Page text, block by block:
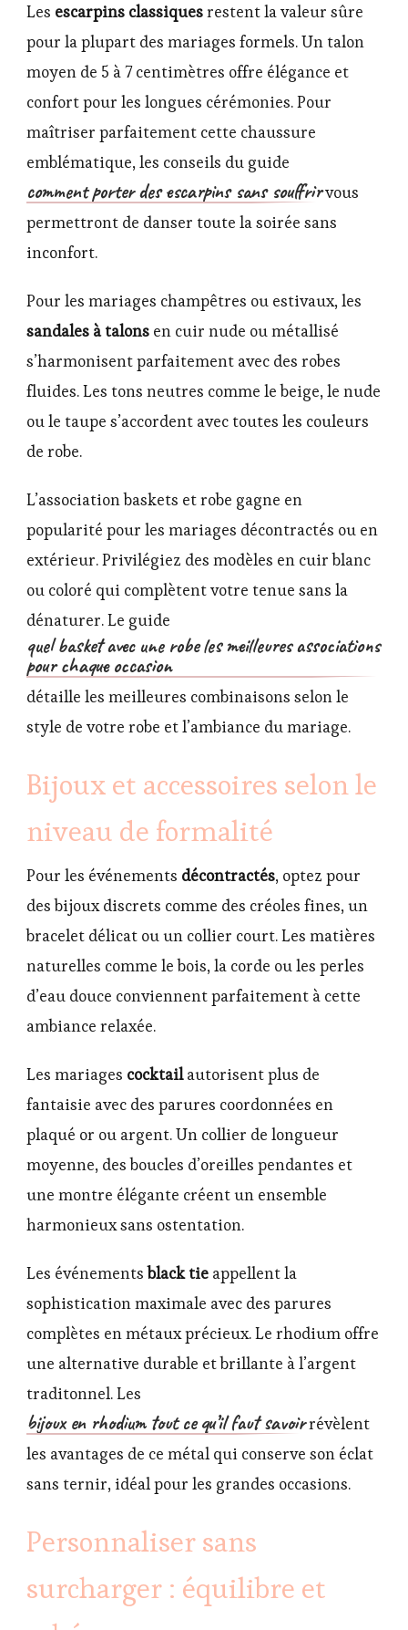
Les escarpins classiquesrestent la valeur sûre
pour la plupart des mariages formels. Un talon
moyen de 5 à 7 centimètres offre élégance et
confort pour les longues cérémonies. Pour
maîtriser parfaitement cette chaussure
emblématique, les conseils du guide
comment porter des escarpins sans souffrirvous
permettront de danser toute la soirée sans
inconfort.
Pour les mariages champêtres ou estivaux, les
sandales à talons en cuir nude ou métallisé
s’harmonisent parfaitement avec des robes
fluides. Les tons neutres comme le beige, le nude
ou le taupe s’accordent avec toutes les couleurs
de robe.
L’association baskets et robe gagne en
popularité pour les mariages décontractés ou en
extérieur. Privilégiez des modèles en cuir blanc
ou coloré qui complètent votre tenue sans la
dénaturer. Le guide
quel basket avec une robe les meilleures associations
pour chaque occasion
détaille les meilleures combinaisons selon le
style de votre robe et l’ambiance du mariage.
Bijoux et accessoires selon le
niveau de formalité
Pour les événements décontractés, optez pour
des bijoux discrets comme des créoles fines, un
bracelet délicat ou un collier court. Les matières
naturelles comme le bois, la corde ou les perles
d’eau douce conviennent parfaitement à cette
ambiance relaxée.
Les mariages cocktailautorisent plus de
fantaisie avec des parures coordonnées en
plaqué or ou argent. Un collier de longueur
moyenne, des boucles d’oreilles pendantes et
une montre élégante créent un ensemble
harmonieux sans ostentation.
Les événementsblack tie appellent la
sophistication maximale avec des parures
complètes en métaux précieux. Le rhodium offre
une alternative durable et brillante à l’argent
traditonnel. Les
bijoux en rhodium tout ce qu’il faut savoirrévèlent
les avantages de ce métal qui conserve son éclat
sans ternir, idéal pour les grandes occasions.
Personnaliser sans
surcharger : équilibre et